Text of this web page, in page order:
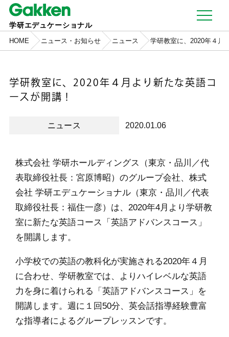
学研エデュケーショナル
HOME ニュース・お知らせ ニュース 学研教室に、2020年４月
学研教室に、2020年４月より新たな英語コ
ースが開講！
ニュース 2020.01.06
株式会社 学研ホールディングス（東京・品川／代
表取締役社長：宮原博昭）のグループ会社、株式
会社 学研エデュケーショナル（東京・品川／代表
取締役社長：福住一彦）は、2020年4月より学研教
室に新たな英語コース「英語アドバンスコース」
を開講します。
小学校での英語の教科化が実施される2020年４月
に合わせ、学研教室では、よりハイレベルな英語
力を身に着けられる「英語アドバンスコース」を
開講します。週に１回50分、英会話指導経験豊富
な指導者によるグループレッスンです。